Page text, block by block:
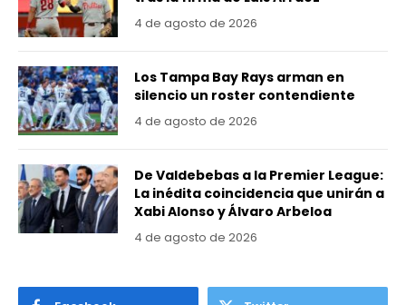
4 de agosto de 2026
Los Tampa Bay Rays arman en
silencio un roster contendiente
4 de agosto de 2026
De Valdebebas a la Premier League:
La inédita coincidencia que unirán a
Xabi Alonso y Álvaro Arbeloa
4 de agosto de 2026